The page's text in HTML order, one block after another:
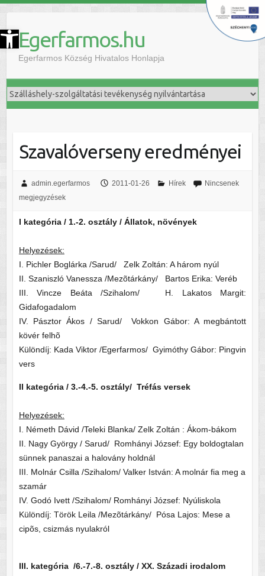
Eszköztár megnyitása Egerfarmos.hu
Egerfarmos Község Hivatalos Honlapja
Szavalóverseny eredményei
admin.egerfarmos 2011-01-26 Hírek
Nincsenek
megjegyzések
I kategória / 1.-2. osztály / Állatok, növények
Helyezések:
I. Pichler Boglárka /Sarud/ Zelk Zoltán: A három nyúl
II. Szaniszló Vanessza /Mezõtárkány/ Bartos Erika: Veréb
III. Vincze Beáta /Szihalom/ H. Lakatos Margit:
Gidafogadalom
IV. Pásztor Ákos / Sarud/ Vokkon Gábor: A megbántott
kövér felhõ
Különdíj: Kada Viktor /Egerfarmos/ Gyimóthy Gábor: Pingvin
vers
II kategória / 3.-4.-5. osztály/ Tréfás versek
Helyezések:
I. Németh Dávid /Teleki Blanka/ Zelk Zoltán : Ákom-bákom
II. Nagy György / Sarud/ Romhányi József: Egy boldogtalan
sünnek panaszai a halovány holdnál
III. Molnár Csilla /Szihalom/ Valker István: A molnár fia meg a
szamár
IV. Godó Ivett /Szihalom/ Romhányi József: Nyúliskola
Különdíj: Török Leila /Mezõtárkány/ Pósa Lajos: Mese a
cipõs, csizmás nyulakról
III. kategória /6.-7.-8. osztály / XX. Századi irodalom